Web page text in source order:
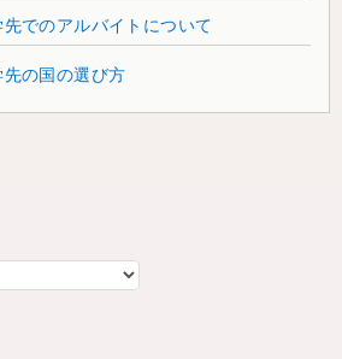
でのアルバイトについて
の国の選び方